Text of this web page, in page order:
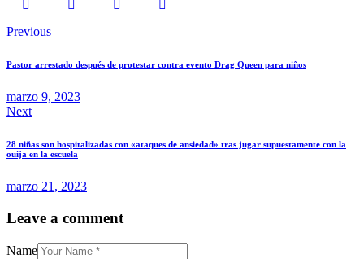
Previous
Pastor arrestado después de protestar contra evento Drag Queen para niños
marzo 9, 2023
Next
28 niñas son hospitalizadas con «ataques de ansiedad» tras jugar supuestamente con la
ouija en la escuela
marzo 21, 2023
Leave a comment
Name